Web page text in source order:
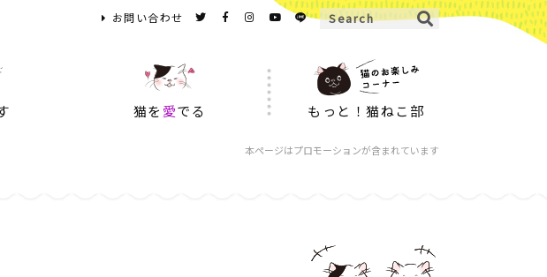
猫を 愛でる もっと！猫ねこ部
お問い合わせ
本ページはプロモーションが含まれています